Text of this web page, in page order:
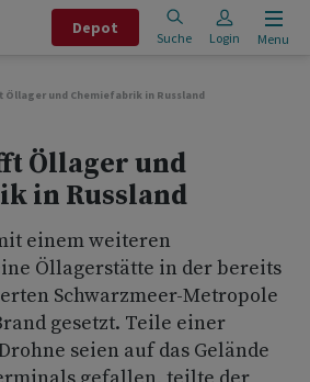
Depot
Suche Login Menu
Öllager und Chemiefabrik in Russland
Öllager und
in Russland
einem weiteren
Öllagerstätte in der bereits
Schwarzmeer-Metropole
gesetzt. Teile einer
seien auf das Gelände